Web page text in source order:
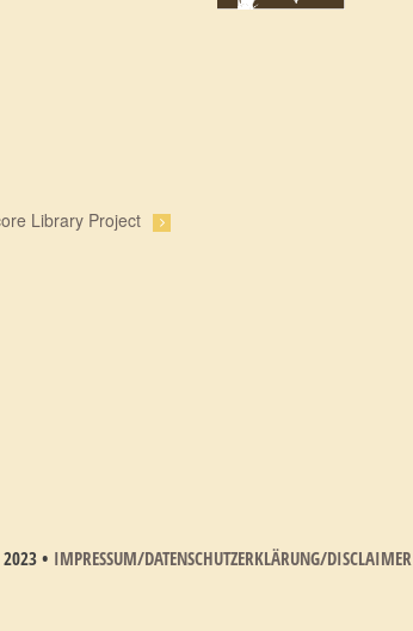
Library Project
2023 • IMPRESSUM/DATENSCHUTZERKLÄRUNG/DISCLAIMER